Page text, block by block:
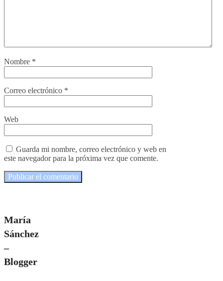
Nombre *
Correo electrónico *
Web
Guarda mi nombre, correo electrónico y web en
este navegador para la próxima vez que comente.
María
Sánchez
–
Blogger